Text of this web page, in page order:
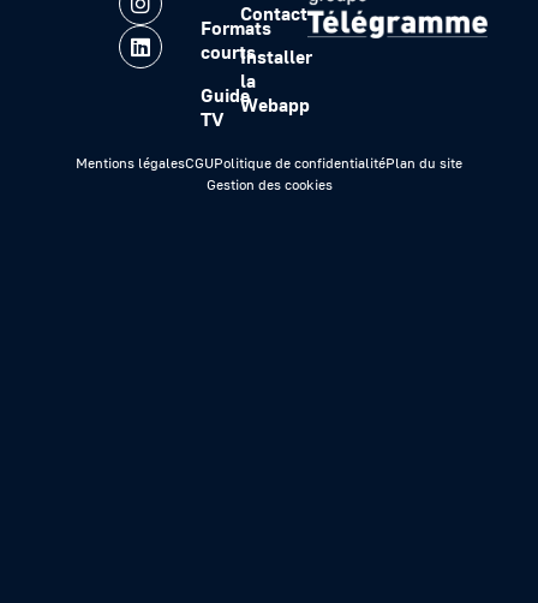
Formats
courts
Guide
TV
Contact
Installer
la
Webapp
Mentions légalesCGUPolitique de confidentialitéPlan du site
Gestion des cookies